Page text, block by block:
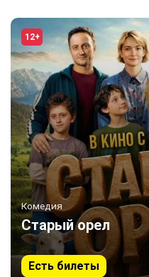
12+
Комедия
Старый орел
Есть билеты